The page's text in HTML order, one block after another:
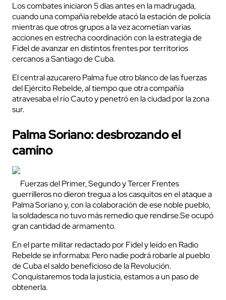
Los combates iniciaron 5 días antes en la madrugada,
cuando una compañía rebelde atacó la estación de policía
mientras que otros grupos a la vez acometían varias
acciones en estrecha coordinación con la estrategia de
Fidel de avanzar en distintos frentes por territorios
cercanos a Santiago de Cuba.
El central azucarero Palma fue otro blanco de las fuerzas
del Ejército Rebelde, al tiempo que otra compañía
atravesaba el río Cauto y penetró en la ciudad por la zona
sur.
Palma Soriano: desbrozando el
camino
Fuerzas del Primer, Segundo y Tercer Frentes
guerrilleros no dieron tregua a los casquitos en el ataque a
Palma Soriano y, con la colaboración de ese noble pueblo,
la soldadesca no tuvo más remedio que rendirse.Se ocupó
gran cantidad de armamento.
En el parte militar redactado por Fidel y leído en Radio
Rebelde se informaba: Pero nadie podrá robarle al pueblo
de Cuba el saldo beneficioso de la Revolución.
Conquistaremos toda la justicia, estamos a un paso de
obtenerla.